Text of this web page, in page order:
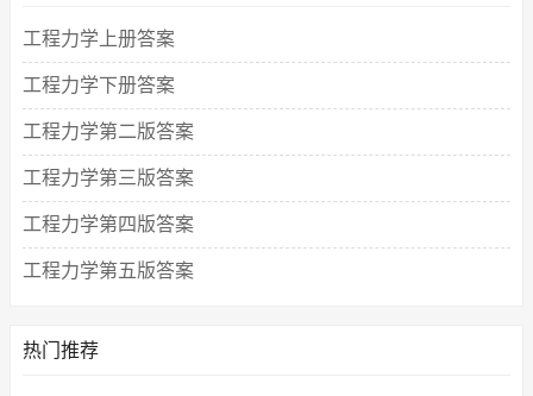
工程力学上册答案
工程力学下册答案
工程力学第二版答案
工程力学第三版答案
工程力学第四版答案
工程力学第五版答案
热门推荐